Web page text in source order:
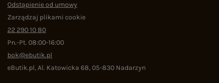
Odstąpienie od umowy
Zarządzaj plikami cookie
22 290 10 80
Pn.-Pt. 08:00-16:00
bok@ebutik.pl
eButik.pl,Al. Katowicka 68,05-830 Nadarzyn